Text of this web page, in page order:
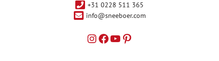
+31 0228 511 365
info@sneeboer.com